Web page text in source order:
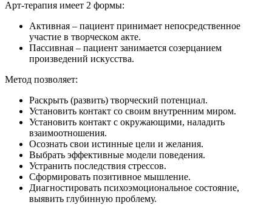
и
Арт-терапия имеет 2 формы:
Активная – пациент принимает непосредственное
участие в творческом акте.
Пассивная – пациент занимается созерцанием
произведений искусства.
Метод позволяет:
Раскрыть (развить) творческий потенциал.
Установить контакт со своим внутренним миром.
Установить контакт с окружающими, наладить
взаимоотношения.
Осознать свои истинные цели и желания.
Выбрать эффективные модели поведения.
Устранить последствия стрессов.
Сформировать позитивное мышление.
Диагностировать психоэмоциональное состояние,
выявить глубинную проблему.